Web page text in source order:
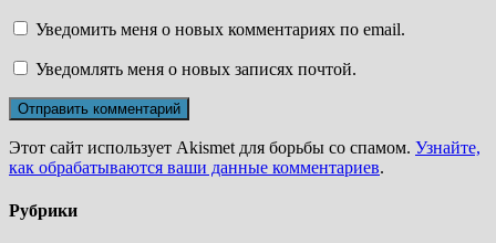
Уведомить меня о новых комментариях по email.
Уведомлять меня о новых записях почтой.
Этот сайт использует Akismet для борьбы со спамом. Узнайте,
как обрабатываются ваши данные комментариев.
Рубрики